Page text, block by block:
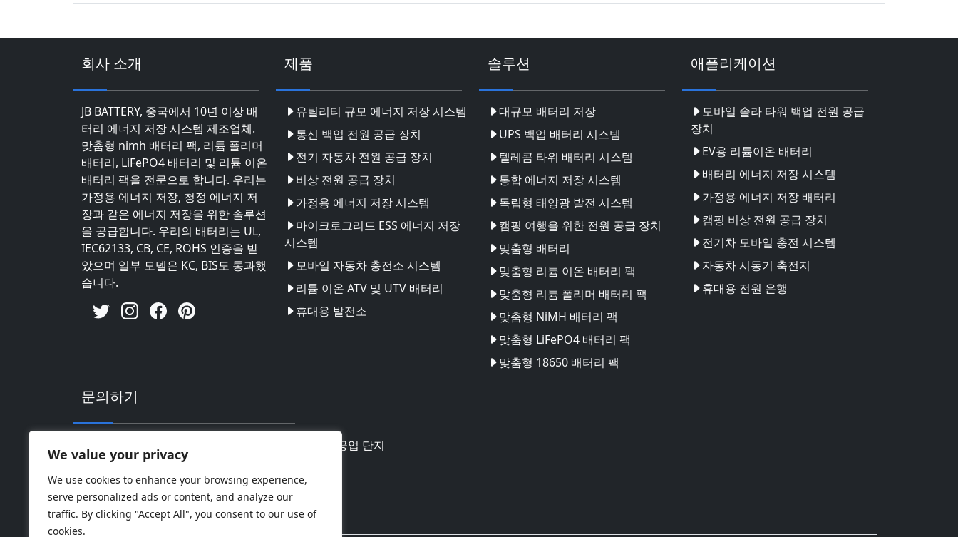
We value your privacy
We use cookies to enhance your browsing experience,
serve personalized ads or content, and analyze our
traffic. By clicking "Accept All", you consent to our use of
cookies.
회사 소개
JB BATTERY, 중국에서 10년 이상 배
터리 에너지 저장 시스템 제조업체.
맞춤형 nimh 배터리 팩, 리튬 폴리머
배터리, LiFePO4 배터리 및 리튬 이온
배터리 팩을 전문으로 합니다. 우리는
가정용 에너지 저장, 청정 에너지 저
장과 같은 에너지 저장을 위한 솔루션
을 공급합니다. 우리의 배터리는 UL,
IEC62133, CB, CE, ROHS 인증을 받
았으며 일부 모델은 KC, BIS도 통과했
습니다.
제품
유틸리티 규모 에너지 저장 시스템
통신 백업 전원 공급 장치
전기 자동차 전원 공급 장치
비상 전원 공급 장치
가정용 에너지 저장 시스템
마이크로그리드 ESS 에너지 저장
시스템
모바일 자동차 충전소 시스템
리튬 이온 ATV 및 UTV 배터리
휴대용 발전소
솔루션
대규모 배터리 저장
UPS 백업 배터리 시스템
텔레콤 타워 배터리 시스템
통합 에너지 저장 시스템
독립형 태양광 발전 시스템
캠핑 여행을 위한 전원 공급 장치
맞춤형 배터리
맞춤형 리튬 이온 배터리 팩
맞춤형 리튬 폴리머 배터리 팩
맞춤형 NiMH 배터리 팩
맞춤형 LiFePO4 배터리 팩
맞춤형 18650 배터리 팩
애플리케이션
모바일 솔라 타워 백업 전원 공급
장치
EV용 리튬이온 배터리
배터리 에너지 저장 시스템
가정용 에너지 저장 배터리
캠핑 비상 전원 공급 장치
전기차 모바일 충전 시스템
자동차 시동기 축전지
휴대용 전원 은행
문의하기
주소: 중국 광동성 후이저우시 후이난 하이테크 공업 단지
핸드폰: 0086-18169936698
Email: info@jbbatterychina.com